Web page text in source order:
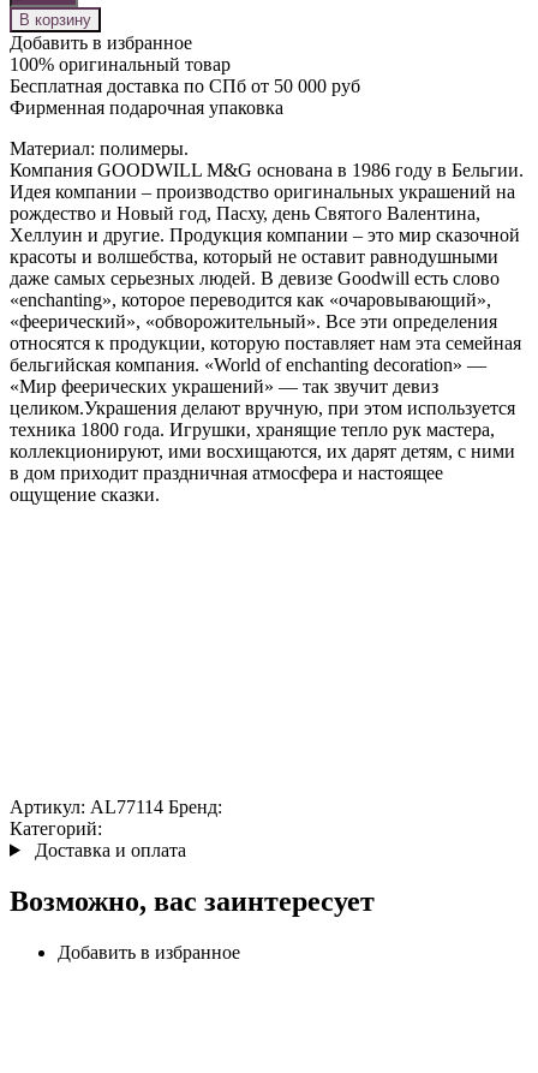
В корзину
Добавить в избранное
100% оригинальный товар
Бесплатная доставка по СПб от 50 000 руб
Фирменная подарочная упаковка
Материал: полимеры.
Компания GOODWILL M&G основана в 1986 году в Бельгии.
Идея компании – производство оригинальных украшений на
рождество и Новый год, Пасху, день Святого Валентина,
Хеллуин и другие. Продукция компании – это мир сказочной
красоты и волшебства, который не оставит равнодушными
даже самых серьезных людей. В девизе Goodwill есть слово
«enchanting», которое переводится как «очаровывающий»,
«феерический», «обворожительный». Все эти определения
относятся к продукции, которую поставляет нам эта семейная
бельгийская компания. «World of enchanting decoration» —
«Мир феерических украшений» — так звучит девиз
целиком.Украшения делают вручную, при этом используется
техника 1800 года. Игрушки, хранящие тепло рук мастера,
коллекционируют, ими восхищаются, их дарят детям, с ними
в дом приходит праздничная атмосфера и настоящее
ощущение сказки.
Артикул: AL77114 Бренд:
Категорий:
Доставка и оплата
Возможно, вас заинтересует
Добавить в избранное